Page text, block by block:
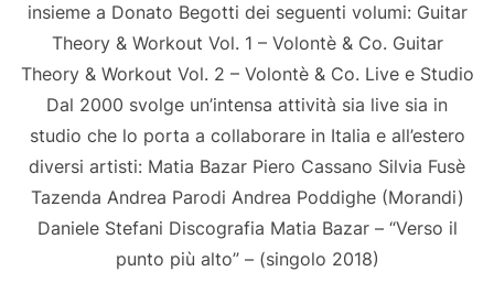
insieme a Donato Begotti dei seguenti volumi: Guitar
Theory & Workout Vol. 1 – Volontè & Co. Guitar
Theory & Workout Vol. 2 – Volontè & Co. Live e Studio
Dal 2000 svolge un’intensa attività sia live sia in
studio che lo porta a collaborare in Italia e all’estero
diversi artisti: Matia Bazar Piero Cassano Silvia Fusè
Tazenda Andrea Parodi Andrea Poddighe (Morandi)
Daniele Stefani Discografia Matia Bazar – “Verso il
punto più alto” – (singolo 2018)